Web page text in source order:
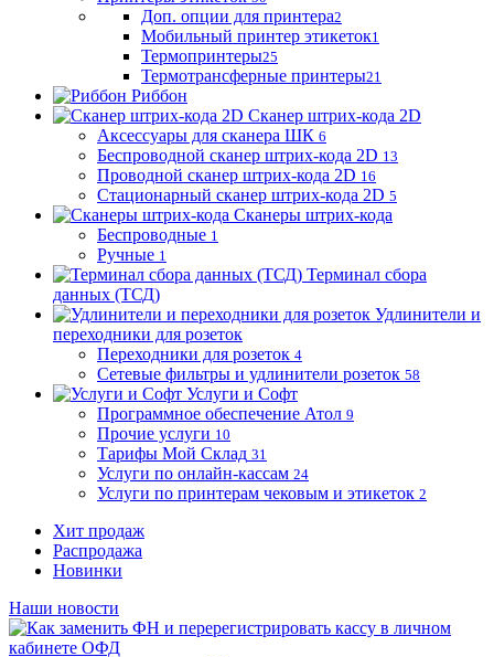
Доп. опции для принтера2
Мобильный принтер этикеток1
Термопринтеры25
Термотрансферные принтеры21
Риббон
Сканер штрих-кода 2D
Аксессуары для сканера ШК 6
Беспроводной сканер штрих-кода 2D 13
Проводной сканер штрих-кода 2D 16
Стационарный сканер штрих-кода 2D 5
Сканеры штрих-кода
Беспроводные 1
Ручные 1
Терминал сбора
данных (ТСД)
Удлинители и
переходники для розеток
Переходники для розеток 4
Сетевые фильтры и удлинители розеток 58
Услуги и Софт
Программное обеспечение Атол 9
Прочие услуги 10
Тарифы Мой Склад 31
Услуги по онлайн-кассам 24
Услуги по принтерам чековым и этикеток 2
Хит продаж
Распродажа
Новинки
Наши новости